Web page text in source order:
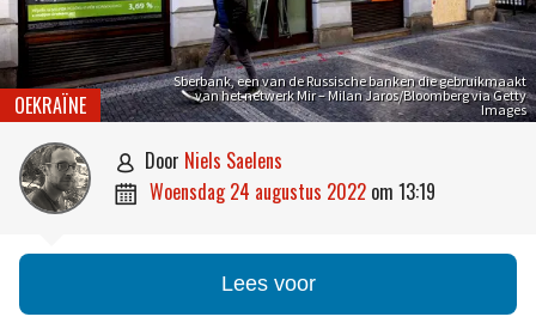
Sberbank, een van de Russische banken die gebruikmaakt
van het netwerk Mir – Milan Jaros/Bloomberg via Getty
Images
OEKRAÏNE
 door Niels Saelens
 woensdag 24 augustus 2022 om 13:19
Lees voor